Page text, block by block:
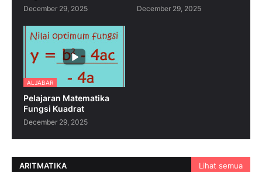
December 29, 2025 December 29, 2025
ALJABAR
Pelajaran Matematika
Fungsi Kuadrat
December 29, 2025
ARITMATIKA Lihat semua